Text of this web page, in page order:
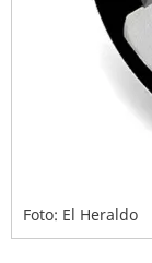
Foto: El Heraldo